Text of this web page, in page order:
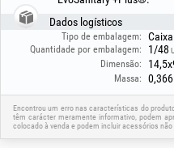
instalação discreta, enquanto o
uma utilização segura no interior.
O conjunto inclui todos os
de alimentação (1 unid.), cabo
unid.), parafusos (4 unid.) e buchas
Dados logísticos
Tipo de embalagem: Caixa
Quantidade por embalagem: 1/48
Dimensão:
Massa: 0,366
Encontrou um erro nas características do
têm carácter meramente informativo, podem
colocado à venda e podem incluir acessórios